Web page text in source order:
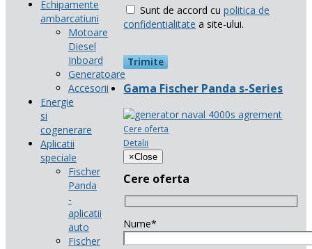
Echipamente
ambarcatiuni
Motoare
Diesel
Inboard
Generatoare
Accesorii
Energie
si
cogenerare
Aplicatii
speciale
Fischer
Panda
-
aplicatii
auto
Fischer
Sunt de accord cupolitica de
confidentialitate a site-ului.
Gama Fischer Panda s-Series
Cere oferta
Detalii
×Close
Cere oferta
Nume*